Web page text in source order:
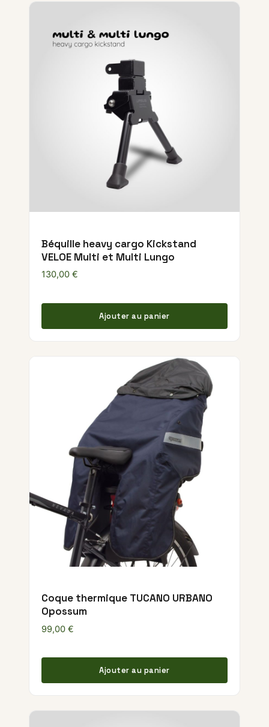
Béquille heavy cargo Kickstand
VELOE Multi et Multi Lungo
130,00 €
Ajouter au panier
Coque thermique TUCANO URBANO
Opossum
99,00 €
Ajouter au panier